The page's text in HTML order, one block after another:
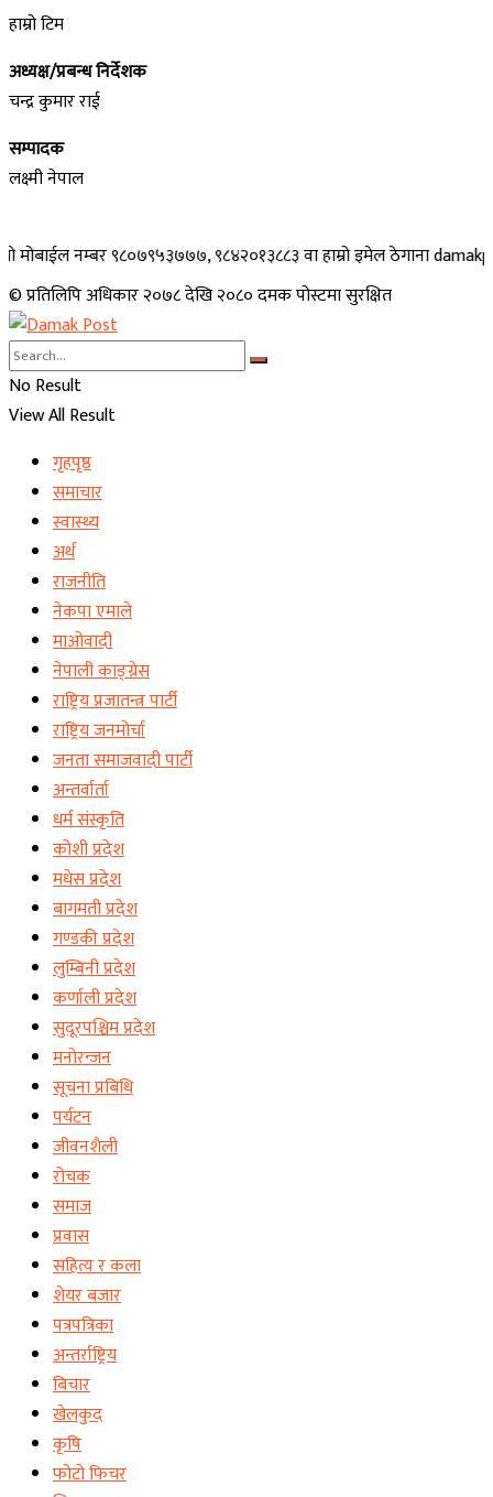
हाम्रो टिम
अध्यक्ष/प्रबन्ध निर्देशक
चन्द्र कुमार राई
सम्पादक
लक्ष्मी नेपाल
नम्बर ९८०७९५३७७७, ९८४२०१३८८३ वा हाम्रो इमेल ठेगाना
© प्रतिलिपि अधिकार २०७८ देखि २०८० दमक पोस्टमा सुरक्षित
No Result
View All Result
गृहपृष्ठ
समाचार
स्वास्थ्य
अर्थ
राजनीति
नेकपा एमाले
माओवादी
नेपाली काङ्ग्रेस
राष्ट्रिय प्रजातन्त्र पार्टी
राष्ट्रिय जनमोर्चा
जनता समाजवादी पार्टी
अन्तर्वार्ता
धर्म संस्कृति
कोशी प्रदेश
मधेस प्रदेश
बागमती प्रदेश
गण्डकी प्रदेश
लुम्बिनी प्रदेश
कर्णाली प्रदेश
सुदूरपश्चिम प्रदेश
मनोरन्जन
सूचना प्रबिधि
पर्यटन
जीवनशैली
रोचक
समाज
प्रवास
सहित्य र कला
शेयर बजार
पत्रपत्रिका
अन्तर्राष्ट्रिय
बिचार
खेलकुद
कृषि
फोटो फिचर